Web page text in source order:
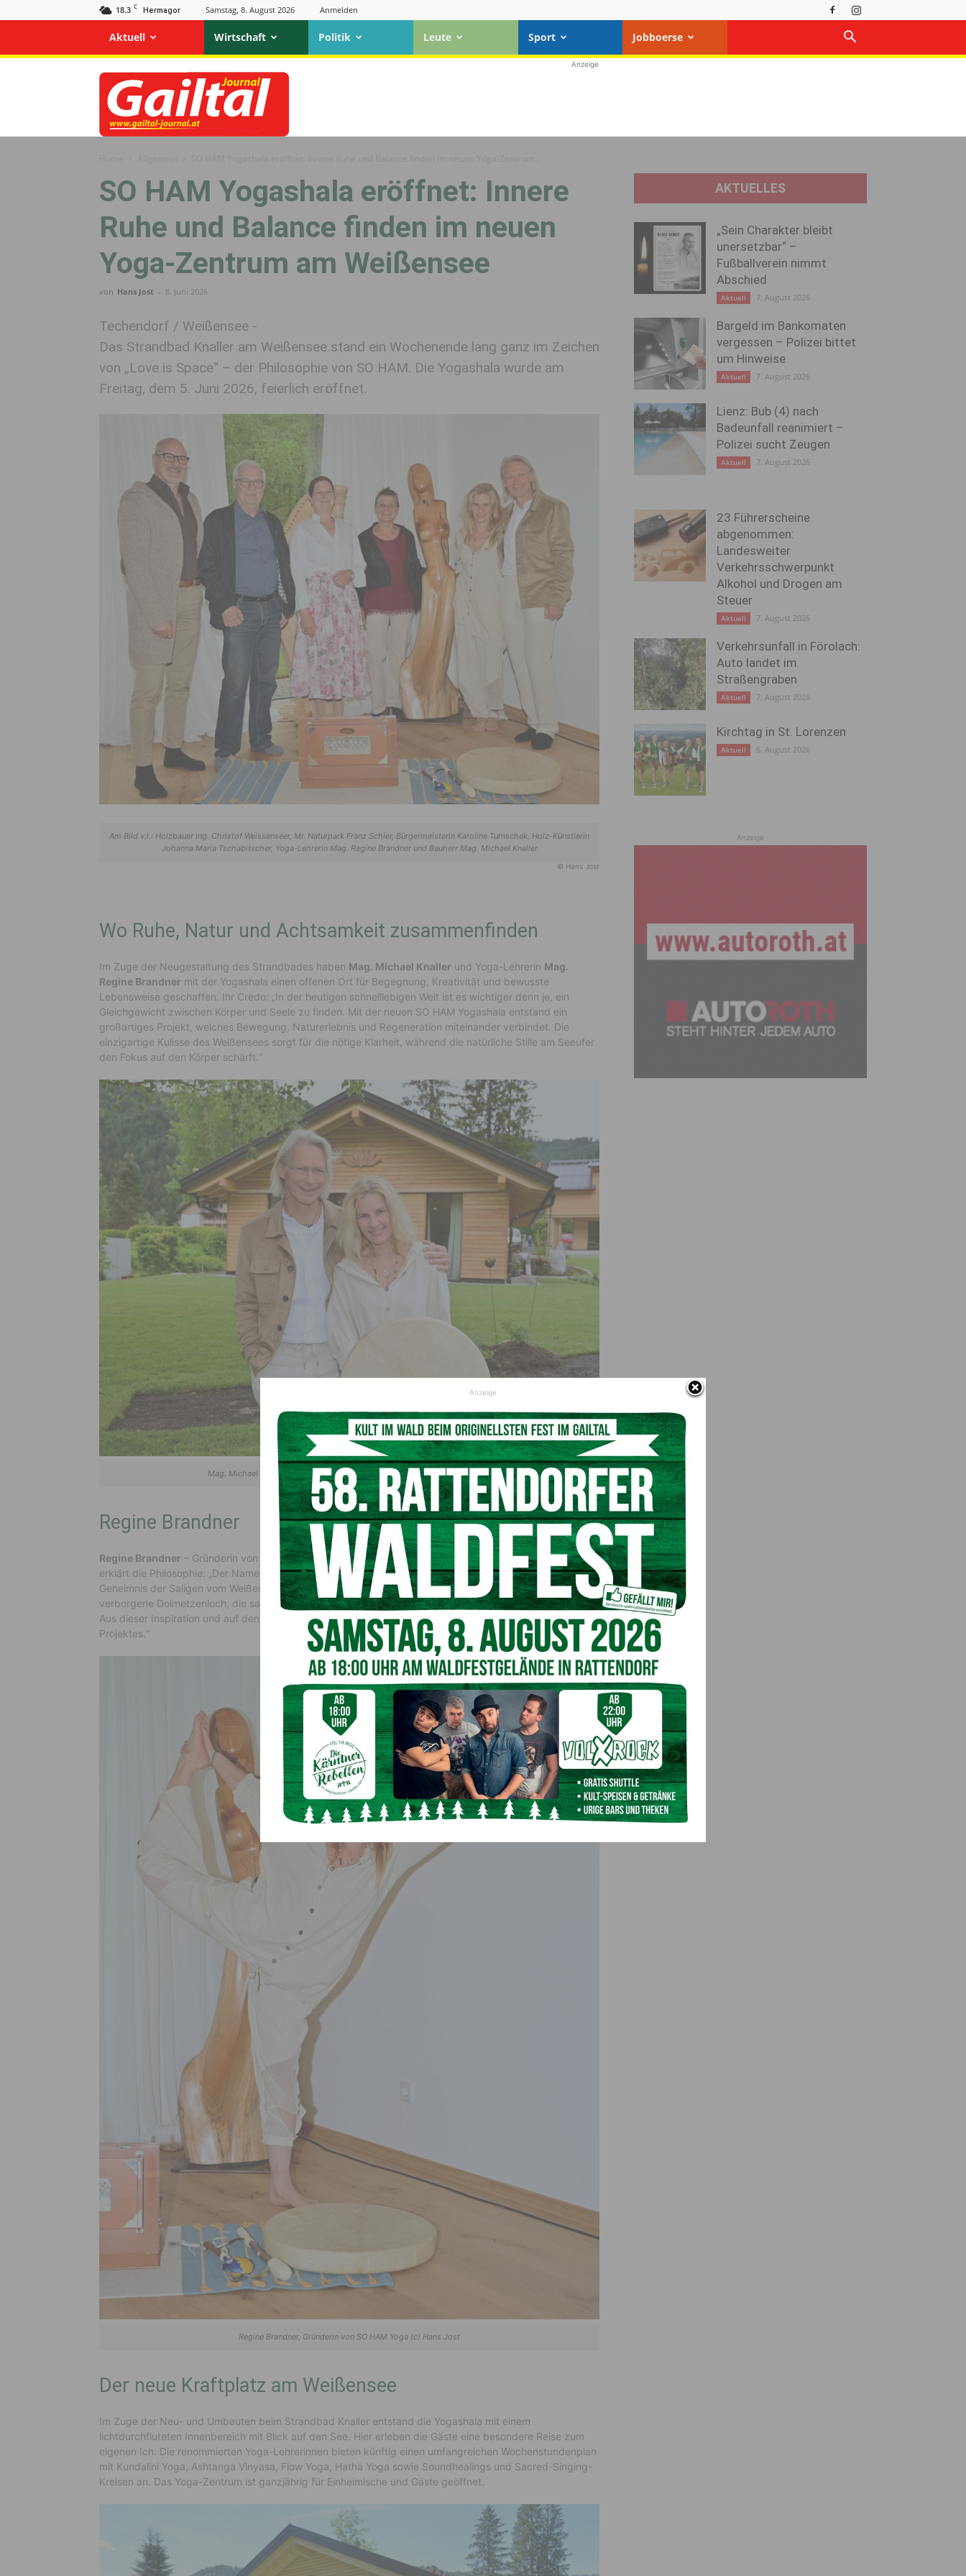
18.3 C Hermagor Samstag, 8. August 2026 Anmelden
Aktuell Wirtschaft Politik Leute Sport Jobboerse
Gailtal
Journal
Anzeige
SO HAM Yogashala eröffnet: Innere
Ruhe und Balance finden im neuen
Yoga-Zentrum am Weißensee
von Hans Jost - 8. Juni 2026
Techendorf / Weißensee -
Das Strandbad Knaller am Weißensee stand ein Wochenende lang ganz im Zeichen
von „Love is Space“ – der Philosophie von SO HAM. Die Yogashala wurde am
Freitag, dem 5. Juni 2026, feierlich eröffnet.
Am Bild v.l.: Holzbauer Ing. Christof Weissenseer, Mr. Naturpark Franz Schier, Bürgermeisterin Karoline Turnschek, Holz-Künstlerin
Johanna Maria Tschabitscher, Yoga-Lehrerin Mag. Regine Brandner und Bauherr Mag. Michael Knaller
© Hans Jost
Wo Ruhe, Natur und Achtsamkeit zusammenfinden
Im Zuge der Neugestaltung des Strandbades haben Mag. Michael Knaller und Yoga-Lehrerin Mag.
Regine Brandner mit der Yogashala einen offenen Ort für Begegnung, Kreativität und bewusste
Lebensweise geschaffen. Ihr Credo: „In der heutigen schnelllebigen Welt ist es wichtiger denn je, ein
Gleichgewicht zwischen Körper und Seele zu finden. Mit der neuen SO HAM Yogashala entstand ein
großartiges Projekt, welches Bewegung, Naturerlebnis und Regeneration miteinander verbindet. Die
einzigartige Kulisse des Weißensees sorgt für die nötige Klarheit, während die natürliche Stille am Seeufer
den Fokus auf den Körper schärft.“
Mag. Michael Knaller und Yoga-Lehrerin Mag. Regine Brandner (c) Hans Jost
Regine Brandner
Regine Brandner – Gründerin von SO HAM Yoga, Autorin, Schauspielerin, Inspiratorin und Yoga-Lehrerin –
erklärt die Philosophie: „Der Name ‚SO HAM – Yoga am Weißensee‘ leitet sich von meinem Buch ‚Das
Geheimnis der Saligen vom Weißensee‘ ab und bedeutet: ‚Ich bin es‘. Ich entdeckte 2006 zufällig das
verborgene Dolmetzenloch, die sagenumwobene Höhle der ‚Saligen‘ in den Steilhängen des Weißensees.
Aus dieser Inspiration und auf den Spuren menschenmöglicher Glückseligkeit entstand die Idee meines
Projektes.“
Regine Brandner, Gründerin von SO HAM Yoga (c) Hans Jost
Der neue Kraftplatz am Weißensee
Im Zuge der Neu- und Umbauten beim Strandbad Knaller entstand die Yogashala mit einem
lichtdurchfluteten Innenbereich mit Blick auf den See. Hier erleben die Gäste eine besondere Reise zum
eigenen Ich. Die renommierten Yoga-Lehrerinnen bieten künftig einen umfangreichen Wochenstundenplan
mit Kundalini Yoga, Ashtanga Vinyasa, Flow Yoga, Hatha Yoga sowie Soundhealings und Sacred-Singing-
Kreisen an. Das Yoga-Zentrum ist ganzjährig für Einheimische und Gäste geöffnet.
AKTUELLES
„Sein Charakter bleibt
unersetzbar“ –
Fußballverein nimmt
Abschied
Aktuell 7. August 2026
Bargeld im Bankomaten
vergessen – Polizei bittet
um Hinweise
Aktuell 7. August 2026
Lienz: Bub (4) nach
Badeunfall reanimiert –
Polizei sucht Zeugen
Aktuell 7. August 2026
23 Führerscheine
abgenommen:
Landesweiter
Verkehrsschwerpunkt
Alkohol und Drogen am
Steuer
Aktuell 7. August 2026
Verkehrsunfall in Förolach:
Auto landet im
Straßengraben
Aktuell 7. August 2026
Kirchtag in St. Lorenzen
Aktuell 6. August 2026
Anzeige
Anzeige